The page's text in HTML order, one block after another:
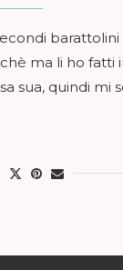
barattolini
ma li ho fatti
sua, quindi mi